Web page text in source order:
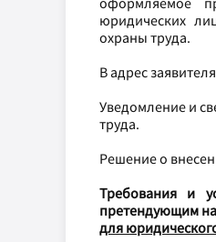
юридических
охраны труда.
В адрес
Уведомление и
труда.
Решение о
Требования и
претендующим
для